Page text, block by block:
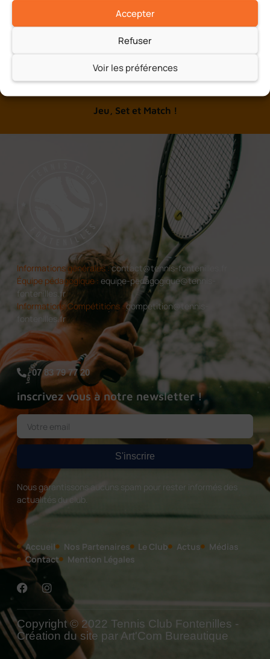
Accepter
Refuser
Voir les préférences
Jeu, Set et Match !
A chacun son tennis
Informations générales :contact@tennis-fontenilles.fr
Équipe pédagogique : equipe-pedagogique@tennis-
fontenilles.fr
Informations Compétitions :competition@tennis-
fontenilles.fr
07 83 79 77 20
inscrivez vous à notre newsletter !
S'inscrire
Nous garantissons aucuns spam pour rester informés des
actualités du club.
Accueil Nos Partenaires Le Club Actus
Médias
Contact
Mention Légales
Copyright © 2022 Tennis Club Fontenilles -
Création du site par Art'Com Bureautique